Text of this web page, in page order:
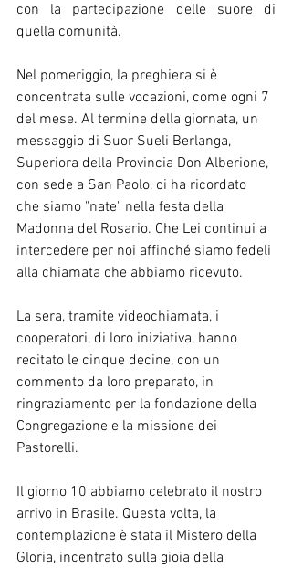
con la partecipazione delle suore di
quella comunità.
Nel pomeriggio, la preghiera si è
concentrata sulle vocazioni, come ogni 7
del mese. Al termine della giornata, un
messaggio di Suor Sueli Berlanga,
Superiora della Provincia Don Alberione,
con sede a San Paolo, ci ha ricordato
che siamo "nate" nella festa della
Madonna del Rosario. Che Lei continui a
intercedere per noi affinché siamo fedeli
alla chiamata che abbiamo ricevuto.
La sera, tramite videochiamata, i
cooperatori, di loro iniziativa, hanno
recitato le cinque decine, con un
commento da loro preparato, in
ringraziamento per la fondazione della
Congregazione e la missione dei
Pastorelli.
Il giorno 10 abbiamo celebrato il nostro
arrivo in Brasile. Questa volta, la
contemplazione è stata il Mistero della
Gloria, incentrato sulla gioia della